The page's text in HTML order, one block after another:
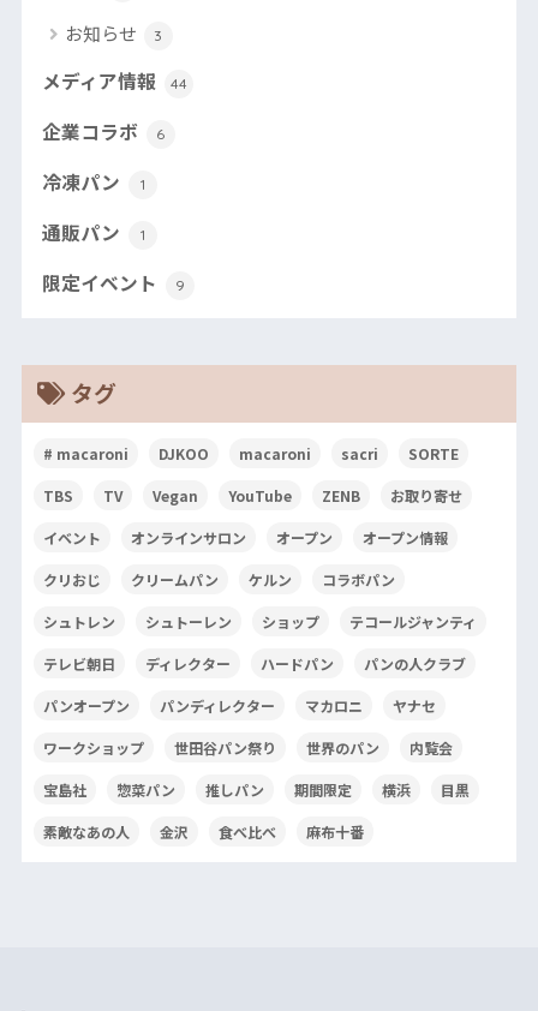
お知らせ 3
メディア情報 44
企業コラボ 6
冷凍パン 1
通販パン 1
限定イベント 9
タグ
# macaroni DJKOO macaroni sacri SORTE
TBS TV Vegan YouTube ZENB お取り寄せ
イベント オンラインサロン オープン オープン情報
クリおじ クリームパン ケルン コラボパン
シュトレン シュトーレン ショップ テコールジャンティ
テレビ朝日 ディレクター ハードパン パンの人クラブ
パンオープン パンディレクター マカロニ ヤナセ
ワークショップ 世田谷パン祭り 世界のパン 内覧会
宝島社 惣菜パン 推しパン 期間限定 横浜 目黒
素敵なあの人 金沢 食べ比べ 麻布十番